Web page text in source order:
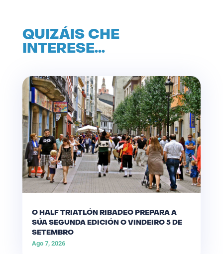
QUIZÁIS CHE
INTERESE…
O HALF TRIATLÓN RIBADEO PREPARA A
SÚA SEGUNDA EDICIÓN O VINDEIRO 5 DE
SETEMBRO
Ago 7, 2026